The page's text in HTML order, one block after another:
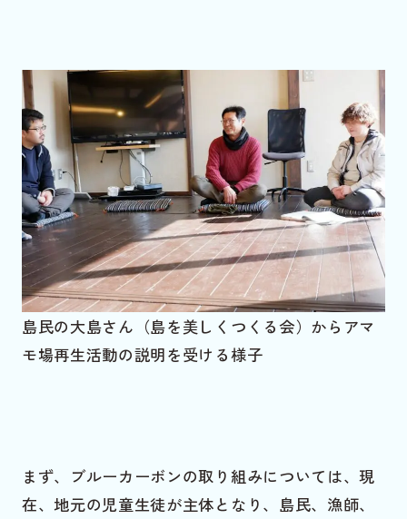
島民の大島さん（島を美しくつくる会）からアマ
モ場再生活動の説明を受ける様子
まず、ブルーカーボンの取り組みについては、現
在、地元の児童生徒が主体となり、島民、漁師、